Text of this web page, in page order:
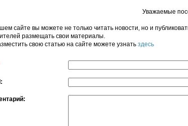
Уважаемые
сайте вы можете не только читать новости, но и
размещать свои материалы.
свою статью на сайте можете узнать здесь